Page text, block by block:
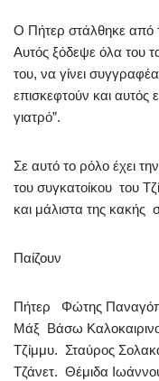
Ο Πήτερ στάλθηκε από
Αυτός ξόδεψε όλα του
του, να γίνει
επισκεφτούν και αυτός
γιατρό”.
Σε αυτό το ρόλο έχει
του συγκατοίκου του
και μάλιστα της κακής
Παίζουν
Πήτερ Φώτης
Μάξ Βάσω
Τζίμμυ. Σταύρος
Τζάνετ. Θέμιδα